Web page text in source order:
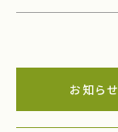
お知らせ